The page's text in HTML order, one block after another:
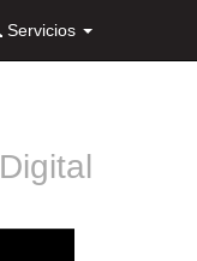
Servicios
Digital